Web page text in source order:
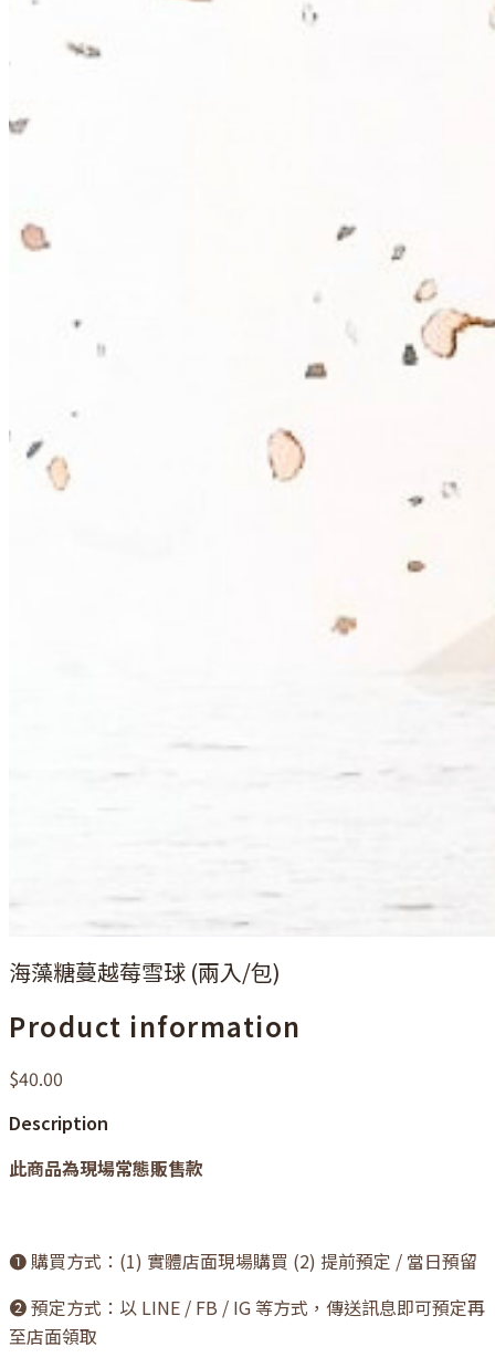
海藻糖蔓越莓雪球 (兩入/包)
Product information
$40.00
Description
此商品為現場常態販售款
❶ 購買方式：(1) 實體店面現場購買 (2) 提前預定 / 當日預留
❷ 預定方式：以 LINE / FB / IG 等方式，傳送訊息即可預定再
至店面領取